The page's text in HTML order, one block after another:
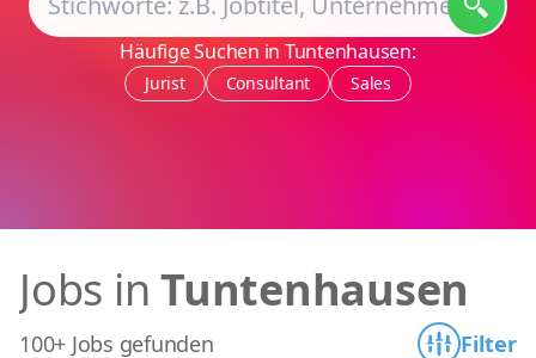
Häufige Suchen in Tuntenhausen:
Jurist Consultant Sales
Jobs in Tuntenhausen
100+ Jobs gefunden Filter